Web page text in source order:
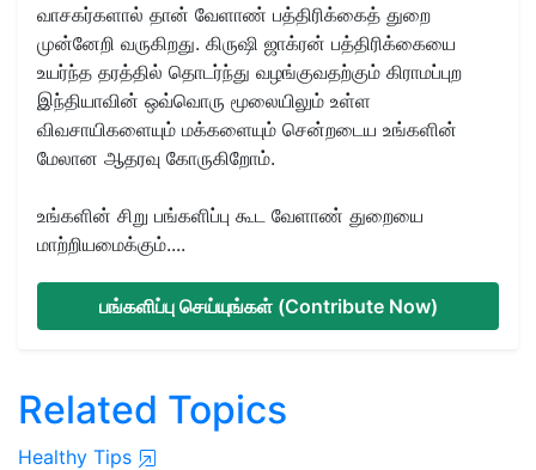
வாசகர்களால் தான் வேளாண் பத்திரிக்கைத் துறை
முன்னேறி வருகிறது. கிருஷி ஜாக்ரன் பத்திரிக்கையை
உயர்ந்த தரத்தில் தொடர்ந்து வழங்குவதற்கும் கிராமப்புற
இந்தியாவின் ஒவ்வொரு மூலையிலும் உள்ள
விவசாயிகளையும் மக்களையும் சென்றடைய உங்களின்
மேலான ஆதரவு கோருகிறோம்.
உங்களின் சிறு பங்களிப்பு கூட வேளாண் துறையை
மாற்றியமைக்கும்....
பங்களிப்பு செய்யுங்கள் (Contribute Now)
Related Topics
Healthy Tips